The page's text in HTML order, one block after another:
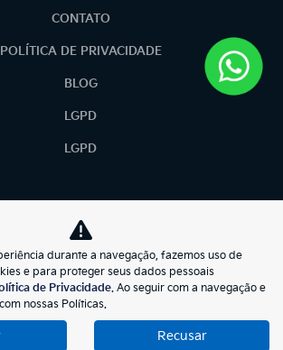
CONTATO
POLÍTICA DE PRIVACIDADE
BLOG
LGPD
LGPD
enxergar o outro salva vidas.
57
pela DEALERSPACE ® Direitos Reservados.
durante a navegação, fazemos uso de
e para proteger seus dados pessoais
de Privacidade. Ao seguir com a navegação e
nossas Políticas.
Recusar